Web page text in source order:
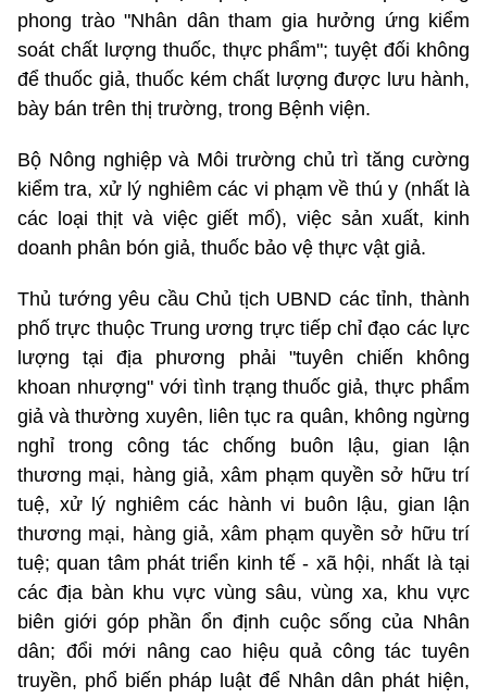
phong trào "Nhân dân tham gia hưởng ứng kiểm
soát chất lượng thuốc, thực phẩm"; tuyệt đối không
để thuốc giả, thuốc kém chất lượng được lưu hành,
bày bán trên thị trường, trong Bệnh viện.
Bộ Nông nghiệp và Môi trường chủ trì tăng cường
kiểm tra, xử lý nghiêm các vi phạm về thú y (nhất là
các loại thịt và việc giết mổ), việc sản xuất, kinh
doanh phân bón giả, thuốc bảo vệ thực vật giả.
Thủ tướng yêu cầu Chủ tịch UBND các tỉnh, thành
phố trực thuộc Trung ương trực tiếp chỉ đạo các lực
lượng tại địa phương phải "tuyên chiến không
khoan nhượng" với tình trạng thuốc giả, thực phẩm
giả và thường xuyên, liên tục ra quân, không ngừng
nghỉ trong công tác chống buôn lậu, gian lận
thương mại, hàng giả, xâm phạm quyền sở hữu trí
tuệ, xử lý nghiêm các hành vi buôn lậu, gian lận
thương mại, hàng giả, xâm phạm quyền sở hữu trí
tuệ; quan tâm phát triển kinh tế - xã hội, nhất là tại
các địa bàn khu vực vùng sâu, vùng xa, khu vực
biên giới góp phần ổn định cuộc sống của Nhân
dân; đổi mới nâng cao hiệu quả công tác tuyên
truyền, phổ biến pháp luật để Nhân dân phát hiện,